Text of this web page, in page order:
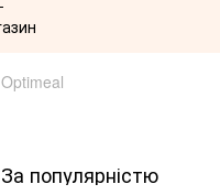
Optimeal
За популярністю